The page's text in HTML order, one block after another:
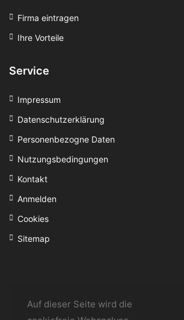
Firma eintragen
Ihre Vorteile
Service
Impressum
Datenschutzerklärung
Personenbezogne Daten
Nutzungsbedingungen
Kontakt
Anmelden
Cookies
Sitemap
Auf dieser Seite wird die